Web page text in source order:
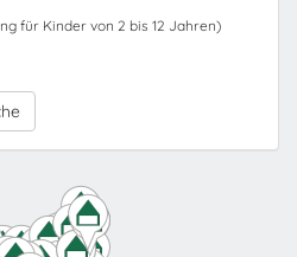
für Kinder von 2 bis 12 Jahren)